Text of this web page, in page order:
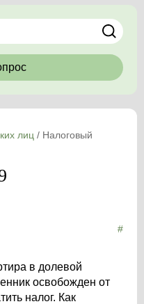
лиц / Налоговый
#
в долевой
освобожден от
налог. Как